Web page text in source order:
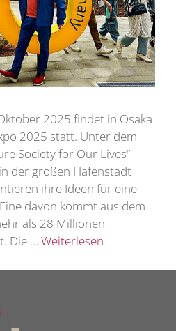
2025 findet in Osaka
2025 statt. Unter dem
Society for Our Lives“
der großen Hafenstadt
ihre Ideen für eine
davon kommt aus dem
als 28 Millionen
Die … Weiterlesen